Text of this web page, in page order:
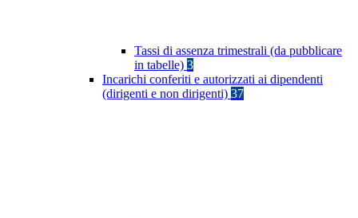
Tassi di assenza trimestrali (da pubblicare
in tabelle) 3
Incarichi conferiti e autorizzati ai dipendenti
(dirigenti e non dirigenti) 37